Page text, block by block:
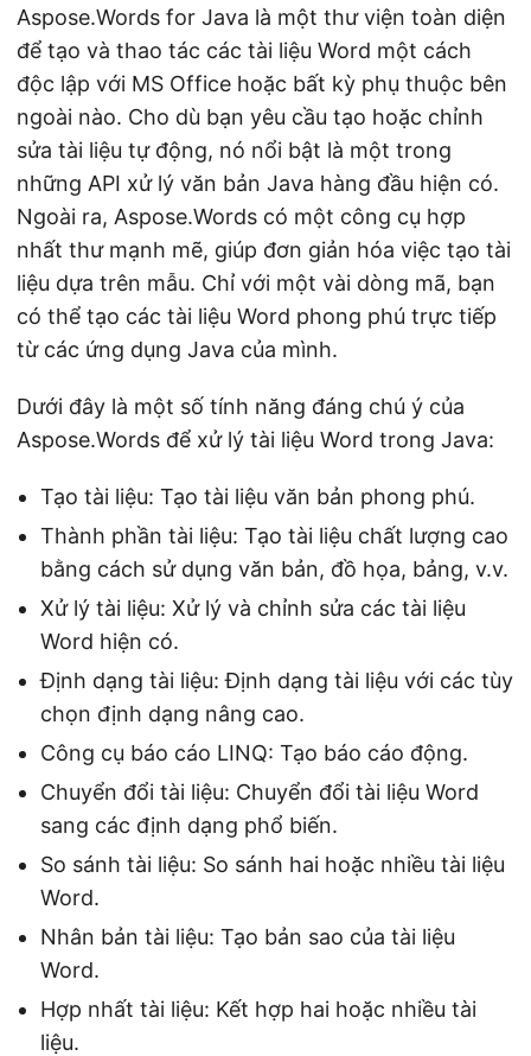
Aspose.Words for Java là một thư viện toàn diện
để tạo và thao tác các tài liệu Word một cách
độc lập với MS Office hoặc bất kỳ phụ thuộc bên
ngoài nào. Cho dù bạn yêu cầu tạo hoặc chỉnh
sửa tài liệu tự động, nó nổi bật là một trong
những API xử lý văn bản Java hàng đầu hiện có.
Ngoài ra, Aspose.Words có một công cụ hợp
nhất thư mạnh mẽ, giúp đơn giản hóa việc tạo tài
liệu dựa trên mẫu. Chỉ với một vài dòng mã, bạn
có thể tạo các tài liệu Word phong phú trực tiếp
từ các ứng dụng Java của mình.
Dưới đây là một số tính năng đáng chú ý của
Aspose.Words để xử lý tài liệu Word trong Java:
Tạo tài liệu: Tạo tài liệu văn bản phong phú.
Thành phần tài liệu: Tạo tài liệu chất lượng cao
bằng cách sử dụng văn bản, đồ họa, bảng, v.v.
Xử lý tài liệu: Xử lý và chỉnh sửa các tài liệu
Word hiện có.
Định dạng tài liệu: Định dạng tài liệu với các tùy
chọn định dạng nâng cao.
Công cụ báo cáo LINQ: Tạo báo cáo động.
Chuyển đổi tài liệu: Chuyển đổi tài liệu Word
sang các định dạng phổ biến.
So sánh tài liệu: So sánh hai hoặc nhiều tài liệu
Word.
Nhân bản tài liệu: Tạo bản sao của tài liệu
Word.
Hợp nhất tài liệu: Kết hợp hai hoặc nhiều tài
liệu.